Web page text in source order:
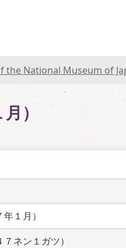
the National Museum of
）
１月）
ネン１ガツ）